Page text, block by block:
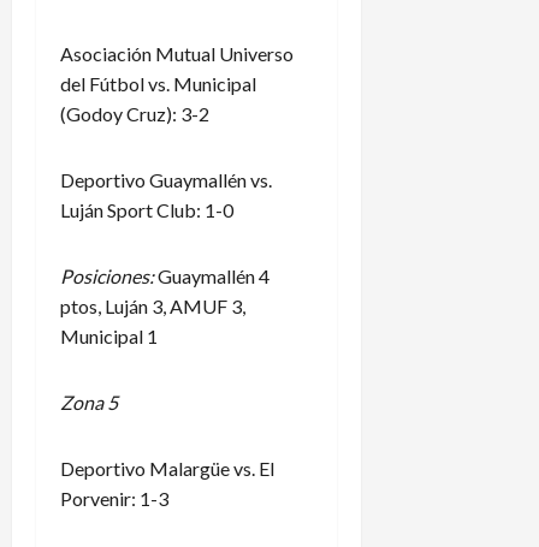
Asociación Mutual Universo
del Fútbol vs. Municipal
(Godoy Cruz): 3-2
Deportivo Guaymallén vs.
Luján Sport Club: 1-0
Posiciones:Guaymallén 4
ptos, Luján 3, AMUF 3,
Municipal 1
Zona 5
Deportivo Malargüe vs. El
Porvenir: 1-3